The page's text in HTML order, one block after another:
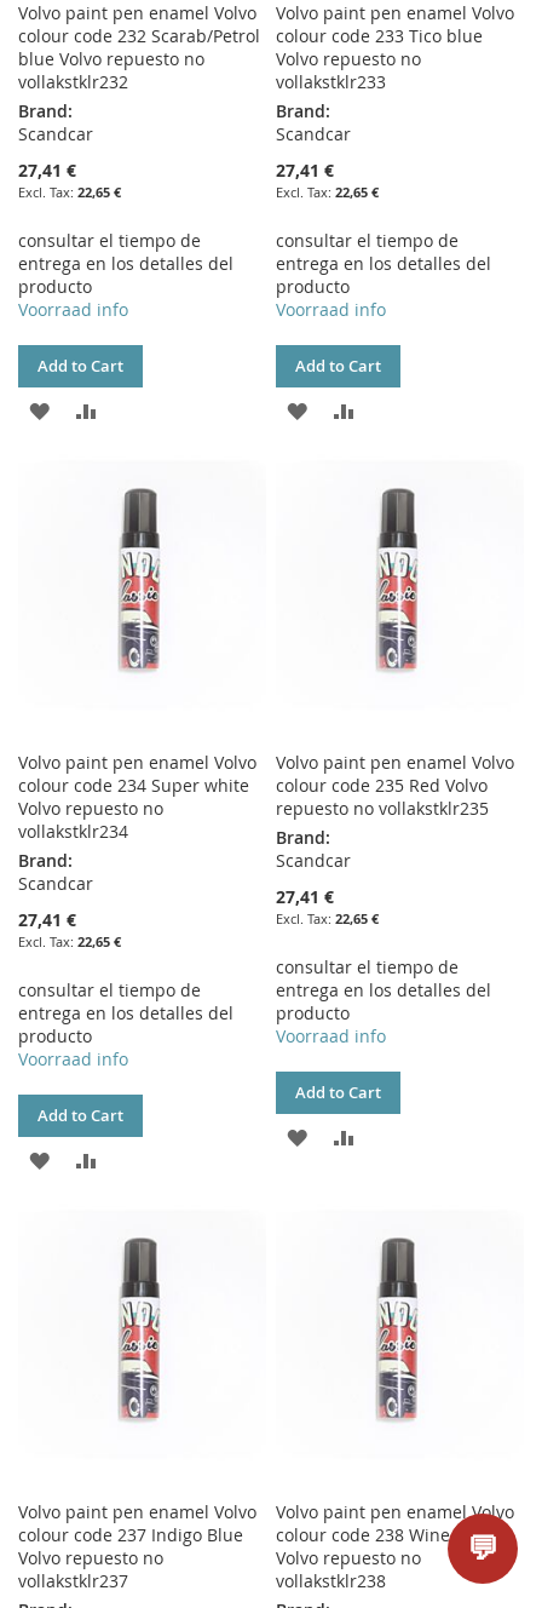
Volvo paint pen enamel Volvo
colour code 232 Scarab/Petrol
blue Volvo repuesto no
vollakstklr232
Brand:
Scandcar
27,41 €
22,65 €
consultar el tiempo de
entrega en los detalles del
producto
Voorraad info
Add to Cart
ADD
COMPARE
Volvo paint pen enamel Volvo
colour code 233 Tico blue
Volvo repuesto no
vollakstklr233
Brand:
Scandcar
27,41 €
22,65 €
consultar el tiempo de
entrega en los detalles del
producto
Voorraad info
Add to Cart
ADD
COMPARE
Volvo paint pen enamel Volvo
colour code 234 Super white
Volvo repuesto no
vollakstklr234
Brand:
Scandcar
27,41 €
22,65 €
consultar el tiempo de
entrega en los detalles del
producto
Voorraad info
Add to Cart
ADD
COMPARE
Volvo paint pen enamel Volvo
colour code 235 Red Volvo
repuesto no vollakstklr235
Brand:
Scandcar
27,41 €
22,65 €
consultar el tiempo de
entrega en los detalles del
producto
Voorraad info
Add to Cart
ADD
Volvo paint pen enamel Volvo
colour code 237 Indigo Blue
Volvo repuesto no
vollakstklr237
Volvo paint pen enamel Volvo
colour code 238 Wine red
Volvo repuesto no
vollakstklr238
💬